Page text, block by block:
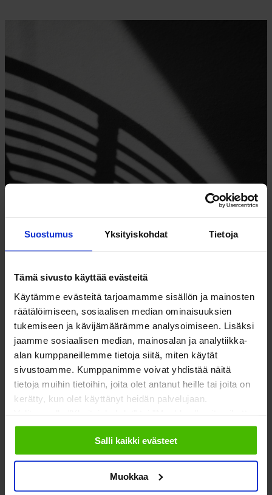
Suostumus Yksityiskohdat Tietoja
Tämä sivusto käyttää evästeitä
Käytämme evästeitä tarjoamamme sisällön ja mainosten
räätälöimiseen, sosiaalisen median ominaisuuksien
tukemiseen ja kävijämäärämme analysoimiseen. Lisäksi
jaamme sosiaalisen median, mainosalan ja analytiikka-
alan kumppaneillemme tietoja siitä, miten käytät
sivustoamme. Kumppanimme voivat yhdistää näitä
tietoja muihin tietoihin, joita olet antanut heille tai joita on
kerätty, kun olet käyttänyt heidän palvelujaan.
sallimiisi evästeisiin.
Salli kaikki evästeet
Muokkaa
HÄÄTÖ – MYÖS VUOKRANANTAJAN TALOUDELLINEN
ISÄNNÖINTILIIGA ON ISÄNNÖINTIALAN VUODEN 2024